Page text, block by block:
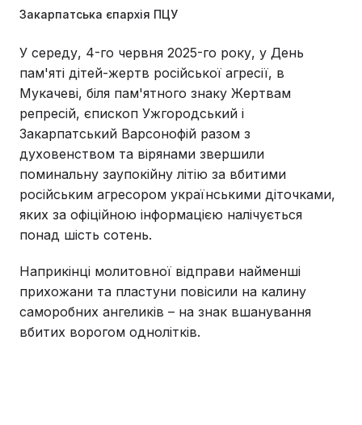
Закарпатська єпархія ПЦУ
У середу, 4-го червня 2025-го року, у День
пам'яті дітей-жертв російської агресії, в
Мукачеві, біля пам'ятного знаку Жертвам
репресій, єпископ Ужгородський і
Закарпатський Варсонофій разом з
духовенством та вірянами звершили
поминальну заупокійну літію за вбитими
російським агресором українськими діточками,
яких за офіційною інформацією налічується
понад шість сотень.
Наприкінці молитовної відправи найменші
прихожани та пластуни повісили на калину
саморобних ангеликів – на знак вшанування
вбитих ворогом однолітків.